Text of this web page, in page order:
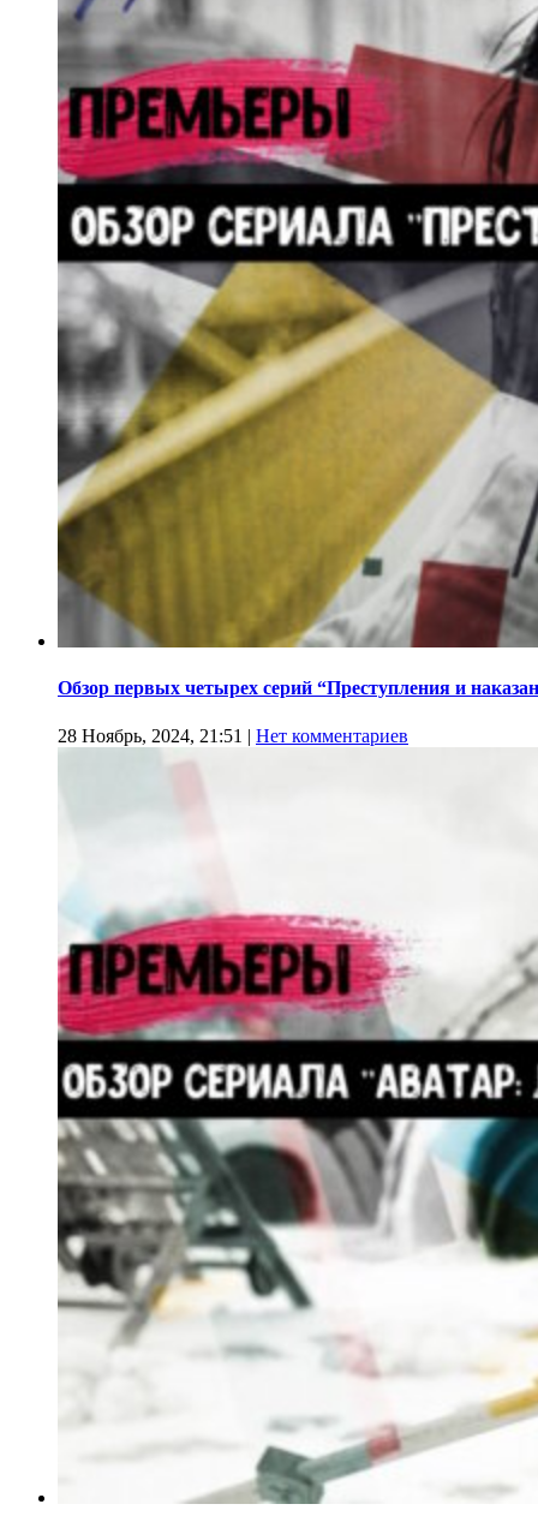
Обзор первых четырех серий “Преступления и
28 Ноябрь, 2024, 21:51 | Нет комментариев